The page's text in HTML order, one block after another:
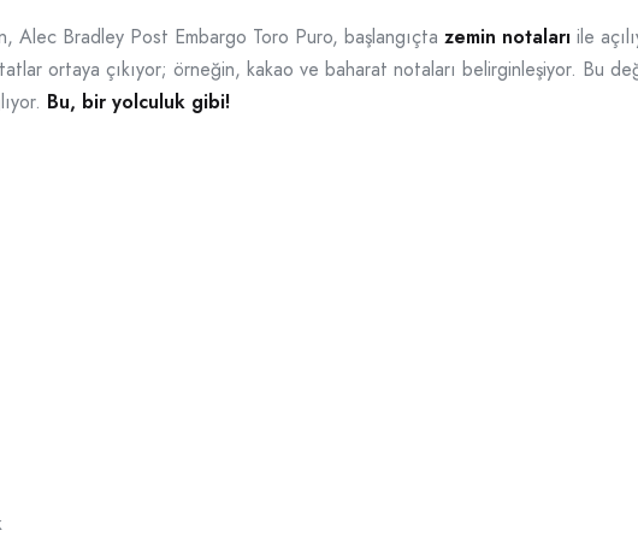
Alec Bradley Post Embargo Toro Puro, başlangıçta zemin notaları ile
ortaya çıkıyor; örneğin, kakao ve baharat notaları belirginleşiyor. Bu
Bu, bir yolculuk gibi!